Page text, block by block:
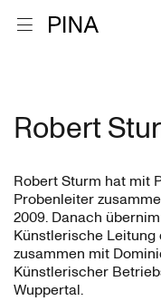
Menu öffnen
Robert
Robert Sturm hat mit
Probenleiter
2009. Danach
Künstlerische Leitung
zusammen mit
Künstlerischer
Wuppertal.